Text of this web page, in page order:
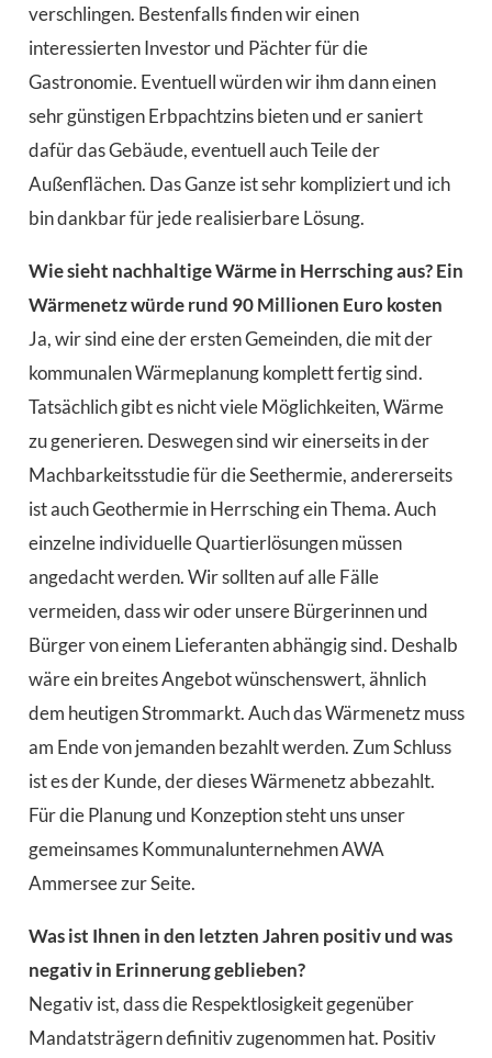
verschlingen. Bestenfalls finden wir einen
interessierten Investor und Pächter für die
Gastronomie. Eventuell würden wir ihm dann einen
sehr günstigen Erbpachtzins bieten und er saniert
dafür das Gebäude, eventuell auch Teile der
Außenflächen. Das Ganze ist sehr kompliziert und ich
bin dankbar für jede realisierbare Lösung.
Wie sieht nachhaltige Wärme in Herrsching aus? Ein
Wärmenetz würde rund 90 Millionen Euro kosten
Ja, wir sind eine der ersten Gemeinden, die mit der
kommunalen Wärmeplanung komplett fertig sind.
Tatsächlich gibt es nicht viele Möglichkeiten, Wärme
zu generieren. Deswegen sind wir einerseits in der
Machbarkeitsstudie für die Seethermie, andererseits
ist auch Geothermie in Herrsching ein Thema. Auch
einzelne individuelle Quartierlösungen müssen
angedacht werden. Wir sollten auf alle Fälle
vermeiden, dass wir oder unsere Bürgerinnen und
Bürger von einem Lieferanten abhängig sind. Deshalb
wäre ein breites Angebot wünschenswert, ähnlich
dem heutigen Strommarkt. Auch das Wärmenetz muss
am Ende von jemanden bezahlt werden. Zum Schluss
ist es der Kunde, der dieses Wärmenetz abbezahlt.
Für die Planung und Konzeption steht uns unser
gemeinsames Kommunalunternehmen AWA
Ammersee zur Seite.
Was ist Ihnen in den letzten Jahren positiv und was
negativ in Erinnerung geblieben?
Negativ ist, dass die Respektlosigkeit gegenüber
Mandatsträgern definitiv zugenommen hat. Positiv